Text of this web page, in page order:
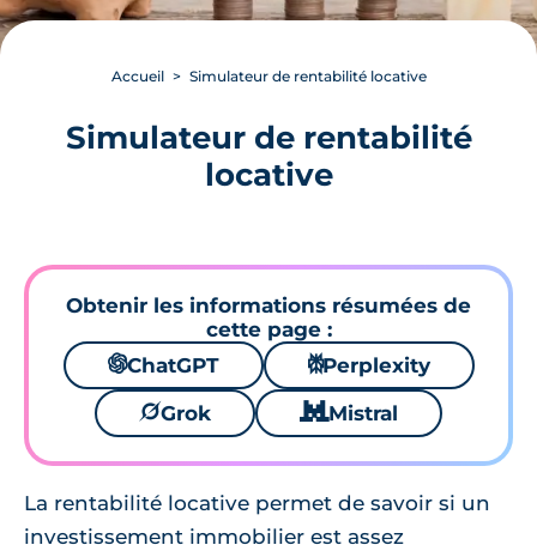
Accueil Simulateur de rentabilité locative
Simulateur de rentabilité
locative
Obtenir les informations résumées de
cette page :
🌌ChatGPT ⚙Perplexity
🪐Grok 🐱 Mistral
La rentabilité locative permet de savoir si un
investissement immobilier est assez